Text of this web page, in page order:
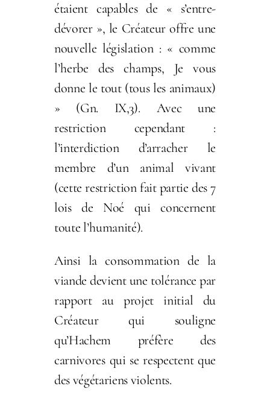
étaient capables de « s’entre-
dévorer », le Créateur offre une
nouvelle législation : « comme
l’herbe des champs, Je vous
donne le tout (tous les animaux)
» (Gn. IX,3). Avec une
restriction cependant :
l’interdiction d’arracher le
membre d’un animal vivant
(cette restriction fait partie des 7
lois de Noé qui concernent
toute l’humanité).
Ainsi la consommation de la
viande devient une tolérance par
rapport au projet initial du
Créateur qui souligne
qu’Hachem préfère des
carnivores qui se respectent que
des végétariens violents.